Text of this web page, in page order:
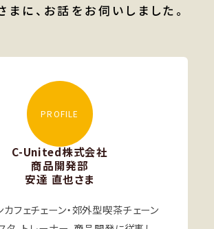
に、お話をお伺いしました。
PROFILE
C-United株式会社
商品開発部
安達 直也さま
カフェチェーン・郊外型喫茶チェーン